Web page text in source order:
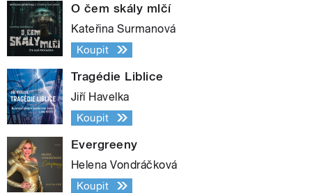
O čem skály mlčí
Kateřina Surmanová
Koupit
Tragédie Liblice
Jiří Havelka
Koupit
Evergreeny
Helena Vondráčková
Koupit